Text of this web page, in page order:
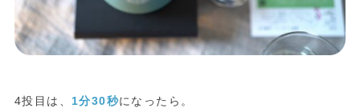
4投目は、 1分30秒になったら。